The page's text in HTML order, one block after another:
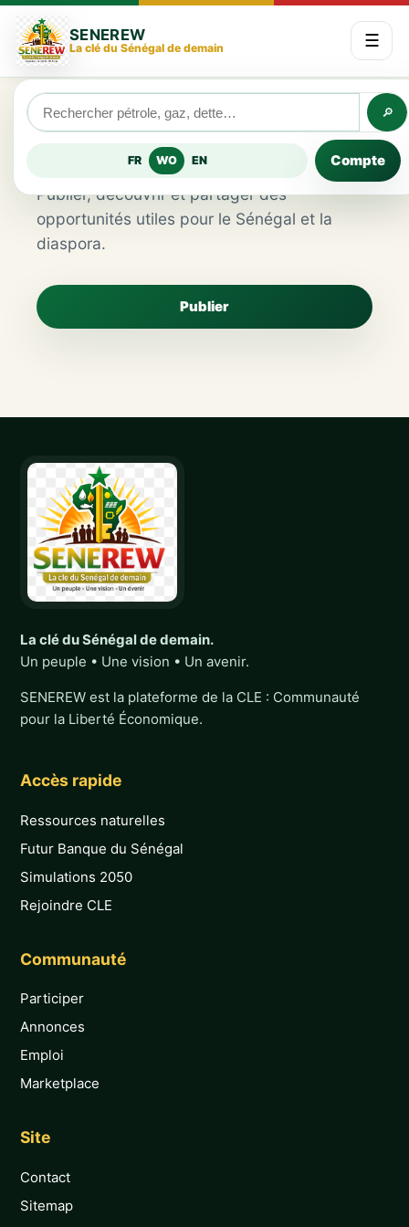
SENEREW
La clé du Sénégal de demain ☰
🔎
FR WO EN Compte
Marketplace
Publier, découvrir et partager des
opportunités utiles pour le Sénégal et la
diaspora.
Publier
La clé du Sénégal de demain.
Un peuple • Une vision • Un avenir.
SENEREW est la plateforme de la CLE : Communauté
pour la Liberté Économique.
Accès rapide
Ressources naturelles
Futur Banque du Sénégal
Simulations 2050
Rejoindre CLE
Communauté
Participer
Annonces
Emploi
Marketplace
Site
Contact
Sitemap